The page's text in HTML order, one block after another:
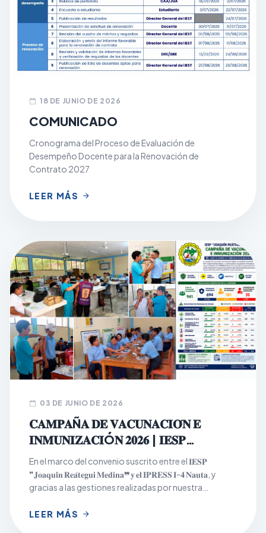
calendar_today 18 DE JUNIO DE 2026
COMUNICADO
Cronograma del Proceso de Evaluación de
Desempeño Docente para la Renovación de
Contrato 2027
LEER MÁS arrow_forward
calendar_today 03 DE JUNIO DE 2026
𝐂𝐀𝐌𝐏𝐀Ñ𝐀 𝐃𝐄 𝐕𝐀𝐂𝐔𝐍𝐀𝐂𝐈𝐎́𝐍 𝐄
𝐈𝐍𝐌𝐔𝐍𝐈𝐙𝐀𝐂𝐈Ó𝐍 𝟐𝟎𝟐𝟔 | 𝐈𝐄𝐒𝐏
𝐉𝐎𝐀𝐐𝐔𝐈́𝐍 𝐑𝐄𝐀́𝐓𝐄𝐆𝐔𝐈 𝐌𝐄𝐃𝐈𝐍𝐀
En el marco del convenio suscrito entre el 𝐈𝐄𝐒𝐏
❞𝐉𝐨𝐚𝐪𝐮𝐢́𝐧 𝐑𝐞𝐚́𝐭𝐞𝐠𝐮𝐢 𝐌𝐞𝐝𝐢𝐧𝐚❞ 𝐲 𝐞𝐥 𝐈𝐏𝐑𝐄𝐒𝐒 𝐈-𝟒 𝐍𝐚𝐮𝐭𝐚, y
gracias a las gestiones realizadas por nuestra
Vacunación e Inmunización 2026, dirigida a la
LEER MÁS arrow_forward